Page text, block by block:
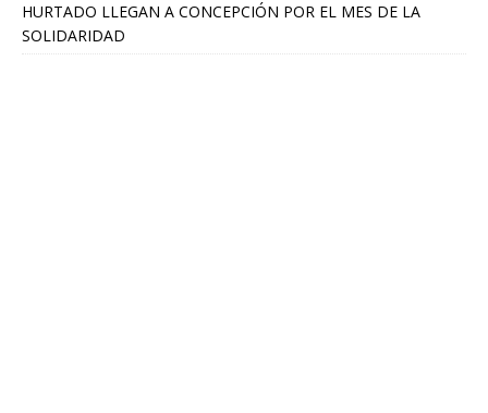
HURTADO LLEGAN A CONCEPCIÓN POR EL MES DE LA
SOLIDARIDAD